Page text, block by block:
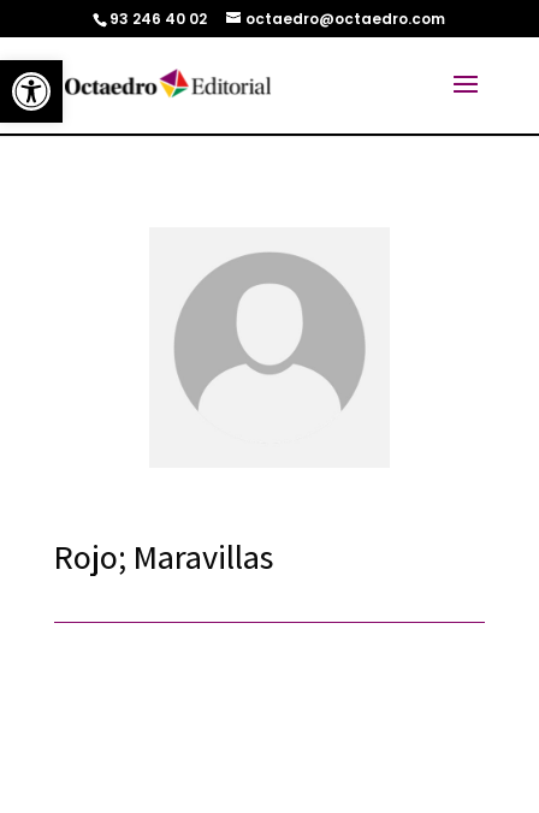
Abrir barra de herramientas
93 246 40 02 octaedro@octaedro.com
Rojo; Maravillas